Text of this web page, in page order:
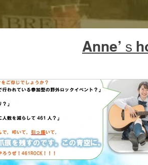
​Anne’ｓ